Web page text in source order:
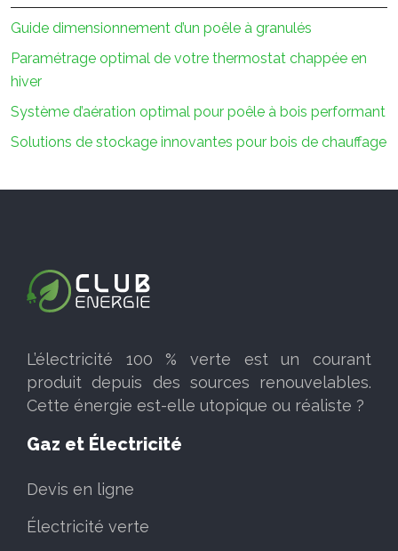
Guide dimensionnement d’un poêle à granulés
Paramétrage optimal de votre thermostat chappée en
hiver
Système d’aération optimal pour poêle à bois performant
Solutions de stockage innovantes pour bois de chauffage
L’électricité 100 % verte est un courant
produit depuis des sources renouvelables.
Cette énergie est-elle utopique ou réaliste ?
Gaz et Électricité
Devis en ligne
Électricité verte